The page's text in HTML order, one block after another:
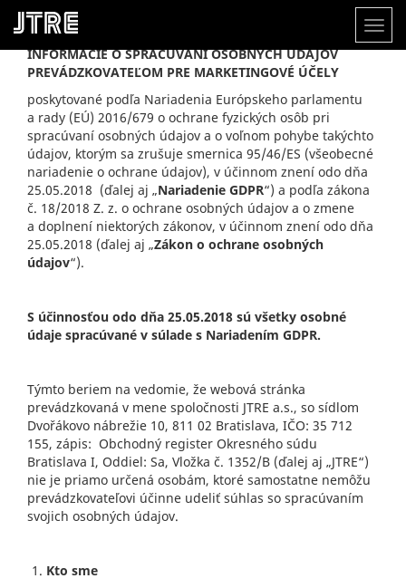
Skočiť
obsah
INFORMÁCIE O SPRACÚVANÍ OSOBNÝCH ÚDAJOV
PREVÁDZKOVATEĽOM PRE MARKETINGOVÉ ÚČELY
poskytované podľa Nariadenia Európskeho parlamentu
a rady (EÚ) 2016/679 o ochrane fyzických osôb pri
spracúvaní osobných údajov a o voľnom pohybe takýchto
údajov, ktorým sa zrušuje smernica 95/46/ES (všeobecné
nariadenie o ochrane údajov), v účinnom znení odo dňa
25.05.2018 (ďalej aj „Nariadenie GDPR“) a podľa zákona
č. 18/2018 Z. z. o ochrane osobných údajov a o zmene
a doplnení niektorých zákonov, v účinnom znení odo dňa
25.05.2018 (ďalej aj „Zákon o ochrane osobných
údajov“).
S účinnosťou odo dňa 25.05.2018 sú všetky osobné
údaje spracúvané v súlade s Nariadením GDPR.
Týmto beriem na vedomie, že webová stránka
prevádzkovaná v mene spoločnosti JTRE a.s., so sídlom
Dvořákovo nábrežie 10, 811 02 Bratislava, IČO: 35 712
155, zápis: Obchodný register Okresného súdu
Bratislava I, Oddiel: Sa, Vložka č. 1352/B (ďalej aj „JTRE“)
nie je priamo určená osobám, ktoré samostatne nemôžu
prevádzkovateľovi účinne udeliť súhlas so spracúvaním
svojich osobných údajov.
Kto sme